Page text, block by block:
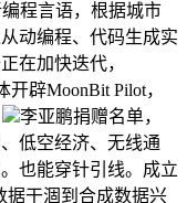
程言语，根据城市
动编程、代码生成实
在加快迭代，
辟MoonBit Pilot，
李亚鹏捐赠名单，
低空经济、无线通
也能穿针引线。成立
据干涸到合成数据兴